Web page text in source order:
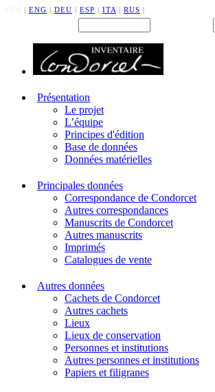
| ENG | DEU | ESP | ITA | RUS |
Présentation
Le projet
L’équipe
Principes d'édition
Base de données
Données matérielles
Principales données
Correspondance de Condorcet
Autres correspondances
Manuscrits de Condorcet
Autres manuscrits
Imprimés
Catalogues de vente
Autres données
Cachets de Condorcet
Autres cachets
Lieux
Lieux de conservation
Personnes et institutions
Autres personnes et institutions
Papiers et filigranes